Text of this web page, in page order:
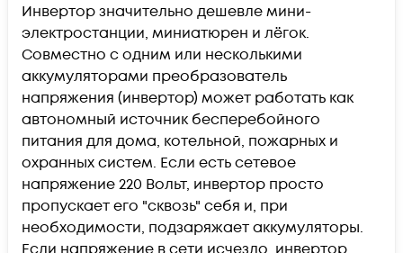
Инвертор значительно дешевле мини-
электростанции, миниатюрен и лёгок.
Совместно с одним или несколькими
аккумуляторами преобразователь
напряжения (инвертор) может работать как
автономный источник бесперебойного
питания для дома, котельной, пожарных и
охранных систем. Если есть сетевое
напряжение 220 Вольт, инвертор просто
пропускает его "сквозь" себя и, при
необходимости, подзаряжает аккумуляторы.